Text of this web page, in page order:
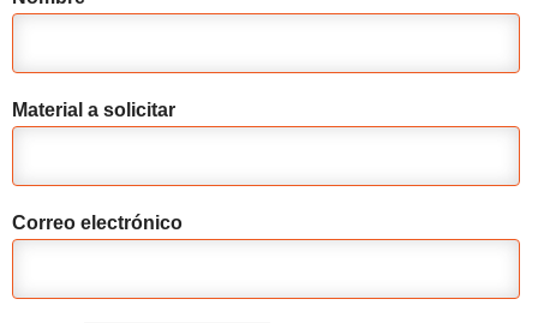
Material a solicitar
Correo electrónico